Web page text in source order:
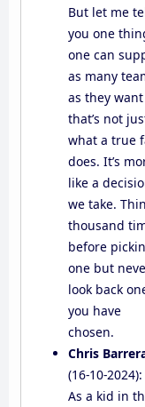
But let me
you one
one can
as many
as they
that’s not
what a true
does. It’s
like a
we take.
thousand
before
one but
look back
you have
chosen.
Chris
(16-10-2024):
As a kid in